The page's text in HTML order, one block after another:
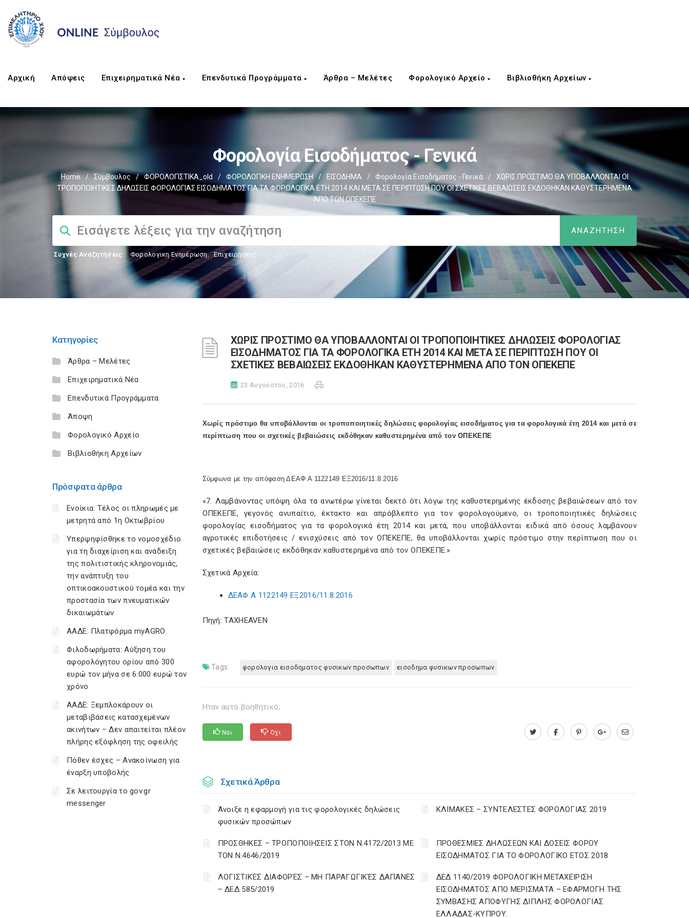
Αρχική Απόψεις Επιχειρηματικά Νέα Επενδυτικά Προγράμματα Άρθρα – Μελέτες Φορολογικό Αρχείο Βιβλιοθήκη Αρχείων
Φορολογία Εισοδήματος - Γενικά
Home / Σύμβουλος / ΦΟΡΟΛΟΓΙΣΤΙΚΑ_old / ΦΟΡΟΛΟΓΙΚΗ ΕΝΗΜΕΡΩΣΗ / ΕΙΣΟΔΗΜΑ / Φορολογία Εισοδήματος - Γενικά /
ΧΩΡΙΣ ΠΡΟΣΤΙΜΟ ΘΑ ΥΠΟΒΑΛΛΟΝΤΑΙ ΟΙ
ΤΡΟΠΟΠΟΙΗΤΙΚΕΣ ΔΗΛΩΣΕΙΣ ΦΟΡΟΛΟΓΙΑΣ ΕΙΣΟΔΗΜΑΤΟΣ ΓΙΑ ΤΑ ΦΟΡΟΛΟΓΙΚΑ ΕΤΗ 2014 ΚΑΙ ΜΕΤΑ ΣΕ ΠΕΡΙΠΤΩΣΗ ΠΟΥ ΟΙ ΣΧΕΤΙΚΕΣ ΒΕΒΑΙΩΣΕΙΣ ΕΚΔΟΘΗΚΑΝ ΚΑΘΥΣΤΕΡΗΜΕΝΑ
ΑΠΟ ΤΟΝ ΟΠΕΚΕΠΕ
Συχνές Αναζητήσεις: Φορολογικη Ενημέρωση, Επιχειρήσεις
Κατηγορίες
Άρθρα – Μελέτες
Επιχειρηματικά Νέα
Επενδυτικά Προγράμματα
Άποψη
Φορολογικό Αρχείο
Βιβλιοθήκη Αρχείων
Πρόσφατα άρθρα
Ενοίκια: Τέλος οι πληρωμές με
μετρητά από 1η Οκτωβρίου
Υπερψηφίσθηκε το νομοσχέδιο
για τη διαχείριση και ανάδειξη
της πολιτιστικής κληρονομιάς,
την ανάπτυξη του
οπτικοακουστικού τομέα και την
προστασία των πνευματικών
δικαιωμάτων
ΑΑΔΕ: Πλατφόρμα myAGRO
Φιλοδωρήματα: Αύξηση του
αφορολόγητου ορίου από 300
ευρώ τον μήνα σε 6.000 ευρώ τον
χρόνο
ΑΑΔΕ: Ξεμπλοκάρουν οι
μεταβιβάσεις κατασχεμένων
ακινήτων – Δεν απαιτείται πλέον
πλήρης εξόφληση της οφειλής
Πόθεν έσχες – Ανακοίνωση για
έναρξη υποβολής
Σε λειτουργία το gov.gr
messenger
ΧΩΡΙΣ ΠΡΟΣΤΙΜΟ ΘΑ ΥΠΟΒΑΛΛΟΝΤΑΙ ΟΙ ΤΡΟΠΟΠΟΙΗΤΙΚΕΣ ΔΗΛΩΣΕΙΣ ΦΟΡΟΛΟΓΙΑΣ
ΕΙΣΟΔΗΜΑΤΟΣ ΓΙΑ ΤΑ ΦΟΡΟΛΟΓΙΚΑ ΕΤΗ 2014 ΚΑΙ ΜΕΤΑ ΣΕ ΠΕΡΙΠΤΩΣΗ ΠΟΥ ΟΙ
ΣΧΕΤΙΚΕΣ ΒΕΒΑΙΩΣΕΙΣ ΕΚΔΟΘΗΚΑΝ ΚΑΘΥΣΤΕΡΗΜΕΝΑ ΑΠΟ ΤΟΝ ΟΠΕΚΕΠΕ
23 Αυγούστου, 2016
Χωρίς πρόστιμο θα υποβάλλονται οι τροποποιητικές δηλώσεις φορολογίας εισοδήματος για τα φορολογικά έτη 2014 και μετά σε
περίπτωση που οι σχετικές βεβαιώσεις εκδόθηκαν καθυστερημένα από τον ΟΠΕΚΕΠΕ
Σύμφωνα με την απόφαση ΔΕΑΦ Α 1122149 ΕΞ2016/11.8.2016
«7. Λαμβάνοντας υπόψη όλα τα ανωτέρω γίνεται δεκτό ότι λόγω της καθυστερημένης έκδοσης βεβαιώσεων από τον
ΟΠΕΚΕΠΕ, γεγονός ανυπαίτιο, έκτακτο και απρόβλεπτο για τον φορολογούμενο, οι τροποποιητικές δηλώσεις
φορολογίας εισοδήματος για τα φορολογικά έτη 2014 και μετά, που υποβάλλονται ειδικά από όσους λαμβάνουν
αγροτικές επιδοτήσεις / ενισχύσεις από τον ΟΠΕΚΕΠΕ, θα υποβάλλονται χωρίς πρόστιμο στην περίπτωση που οι
σχετικές βεβαιώσεις εκδόθηκαν καθυστερημένα από τον ΟΠΕΚΕΠΕ.»
Σχετικά Αρχεία:
ΔΕΑΦ Α 1122149 ΕΞ2016/11.8.2016
Πηγή: TAXHEAVEN
Tags: φορολογια εισοδηματος φυσικων προσωπων εισοδημα φυσικων προσωπων
Ηταν αυτό βοηθητικό;
Ναι Οχι
Σχετικά Άρθρα
Άνοιξε η εφαρμογή για τις φορολογικές δηλώσεις
φυσικών προσώπων
ΚΛΙΜΑΚΕΣ – ΣΥΝΤΕΛΕΣΤΕΣ ΦΟΡΟΛΟΓΙΑΣ 2019
ΠΡΟΣΘΗΚΕΣ – ΤΡΟΠΟΠΟΙΗΣΕΙΣ ΣΤΟΝ Ν.4172/2013 ΜΕ
ΤΟΝ Ν.4646/2019
ΠΡΟΘΕΣΜΙΕΣ ΔΗΛΩΣΕΩΝ ΚΑΙ ΔΟΣΕΙΣ ΦΟΡΟΥ
ΕΙΣΟΔΗΜΑΤΟΣ ΓΙΑ ΤΟ ΦΟΡΟΛΟΓΙΚΟ ΕΤΟΣ 2018
ΛΟΓΙΣΤΙΚΈΣ ΔΙΑΦΟΡΈΣ – ΜΗ ΠΑΡΑΓΩΓΙΚΈΣ ΔΑΠΆΝΕΣ
– ΔΕΔ 585/2019
ΔΕΔ 1140/2019 ΦΟΡΟΛΟΓΙΚΗ ΜΕΤΑΧΕΙΡΙΣΗ
ΕΙΣΟΔΗΜΑΤΟΣ ΑΠΟ ΜΕΡΙΣΜΑΤΑ – ΕΦΑΡΜΟΓΗ ΤΗΣ
ΣΥΜΒΑΣΗΣ ΑΠΟΦΥΓΗΣ ΔΙΠΛΗΣ ΦΟΡΟΛΟΓΙΑΣ
ΕΛΛΑΔΑΣ-ΚΥΠΡΟΥ.